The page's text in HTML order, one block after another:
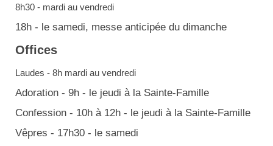
8h30 - mardi au vendredi
18h - le samedi, messe anticipée du dimanche
Offices
Laudes - 8h mardi au vendredi
Adoration - 9h - le jeudi à la Sainte-Famille
Confession - 10h à 12h - le jeudi à la Sainte-Famille
Vêpres - 17h30 - le samedi